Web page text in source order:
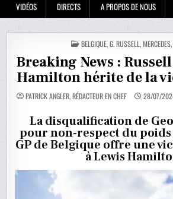
VIDÉOS
DIRECTS A PROPOS DE NOUS
POSTED
IN
BELGIQUE,G. RUSSELL,MERCEDES,
Breaking News :
Hamilton hérite de la
PATRICK ANGLER, RÉDACTEUR EN CHEF 28/07/
La disqualification de
pour non-respect du
GP de Belgique offre une
à Lewis